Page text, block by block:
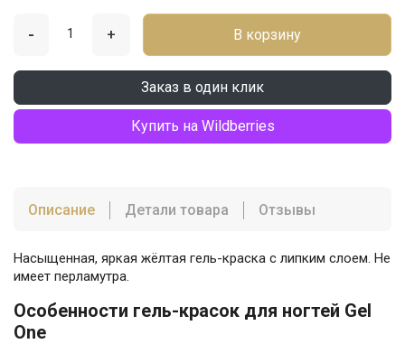
- + В корзину
Заказ в один клик
Купить на Wildberries
Описание Детали товара Отзывы
Насыщенная, яркая жёлтая гель-краска с липким слоем. Не
имеет перламутра.
Особенности гель-красок для ногтей Gel
One